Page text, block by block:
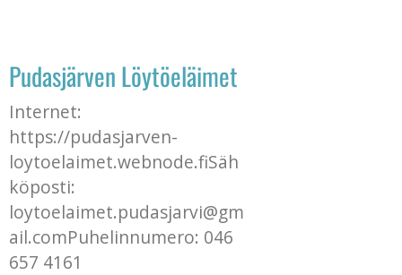
Pudasjärven Löytöeläimet
Internet:
https://pudasjarven-
loytoelaimet.webnode.fiSäh
köposti:
loytoelaimet.pudasjarvi@gm
ail.comPuhelinnumero: 046
657 4161